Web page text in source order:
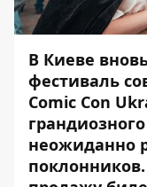
В Киеве
фестиваль
Comic Con
неожиданно